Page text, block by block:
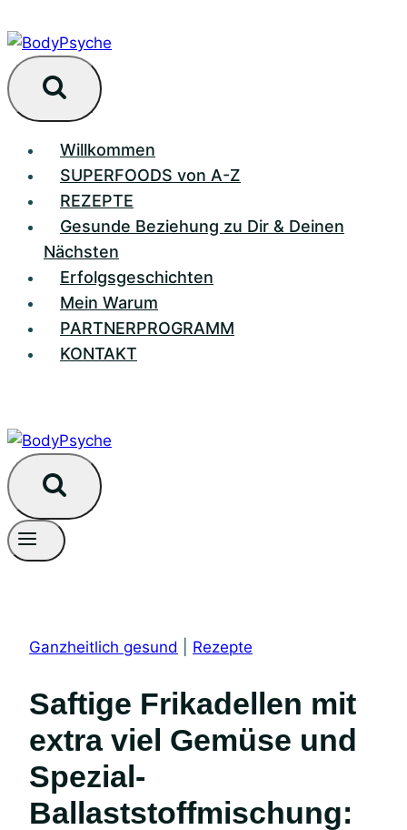
Inhalt
springen
Willkommen
SUPERFOODS von A-Z
REZEPTE
Gesunde Beziehung zu Dir & Deinen
Nächsten
Erfolgsgeschichten
Mein Warum
PARTNERPROGRAMM
KONTAKT
Ganzheitlich gesund Rezepte
Saftige Frikadellen mit
extra viel Gemüse und
Spezial-
Ballaststoffmischung: